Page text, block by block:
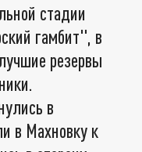
стадии
гамбит", в
резервы
в
в Махновку к